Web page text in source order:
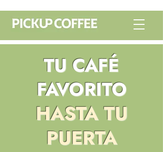
TU CAFÉ
FAVORITO
HASTA TU
PUERTA